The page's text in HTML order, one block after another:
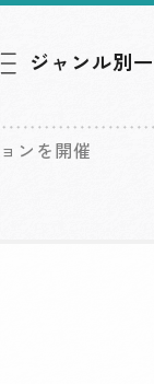
ジャンル別
ンを開催